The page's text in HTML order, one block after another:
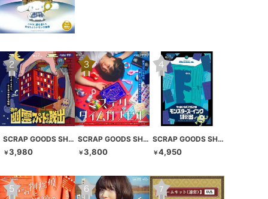
SCRAP GOODS SHOP
￥3,980
SCRAP GOODS SHOP
￥3,800
SCRAP GOODS SHOP
￥4,950